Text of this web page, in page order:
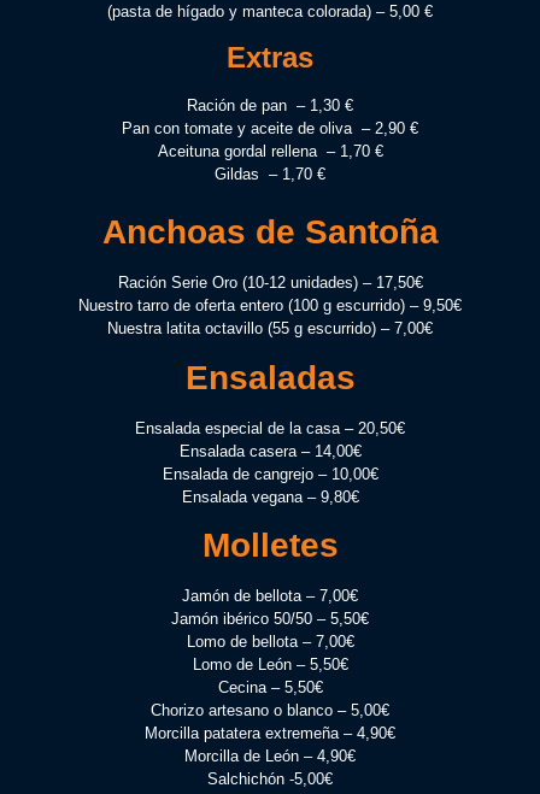
(pasta de hígado y manteca colorada) – 5,00 €
Extras
Ración de pan – 1,30 €
Pan con tomate y aceite de oliva – 2,90 €
Aceituna gordal rellena – 1,70 €
Gildas – 1,70 €
Anchoas de Santoña
Ración Serie Oro (10-12 unidades) – 17,50€
Nuestro tarro de oferta entero (100 g escurrido) – 9,50€
Nuestra latita octavillo (55 g escurrido) – 7,00€
Ensaladas
Ensalada especial de la casa – 20,50€
Ensalada casera – 14,00€
Ensalada de cangrejo – 10,00€
Ensalada vegana – 9,80€
Molletes
Jamón de bellota – 7,00€
Jamón ibérico 50/50 – 5,50€
Lomo de bellota – 7,00€
Lomo de León – 5,50€
Cecina – 5,50€
Chorizo artesano o blanco – 5,00€
Morcilla patatera extremeña – 4,90€
Morcilla de León – 4,90€
Salchichón -5,00€